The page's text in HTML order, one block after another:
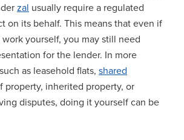
zal usually require a regulated
on its behalf. This means that even if
yourself, you may still need
for the lender. In more
as leasehold flats, shared
property, inherited property, or
disputes, doing it yourself can be